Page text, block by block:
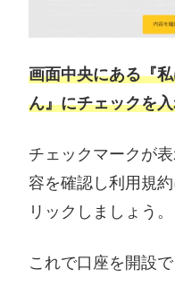
画面中央にある『
ん』にチェックを
チェックマークが
容を確認し利用規
リックしましょう。
これで口座を開設で